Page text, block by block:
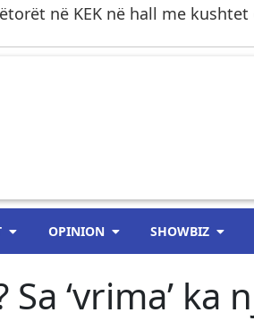
në KEK në hall me kushtet
OPINION SHOWBIZ
‘vrima’ ka